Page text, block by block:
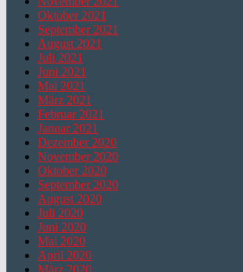
Oktober 2021
September 2021
August 2021
Juli 2021
Juni 2021
Mai 2021
März 2021
Februar 2021
Januar 2021
Dezember 2020
November 2020
Oktober 2020
September 2020
August 2020
Juli 2020
Juni 2020
Mai 2020
April 2020